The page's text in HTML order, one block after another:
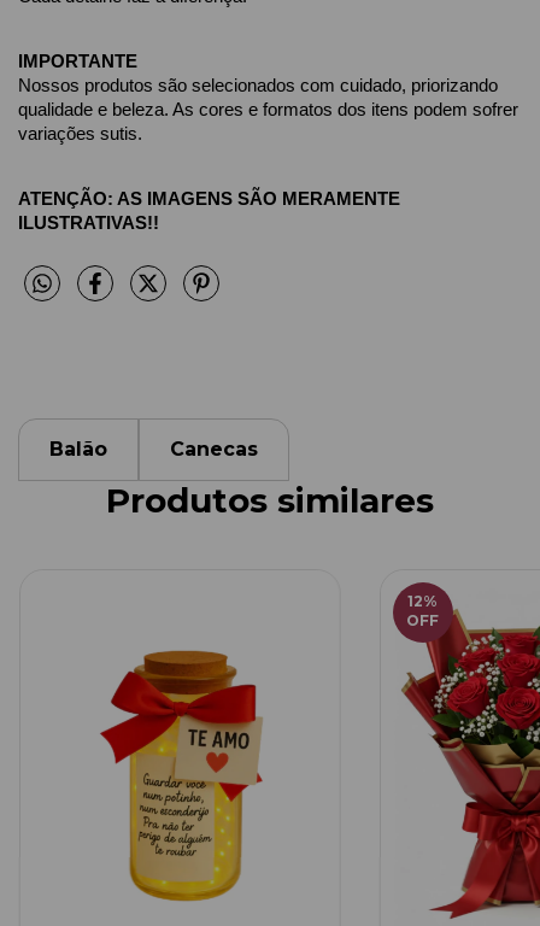
IMPORTANTE
Nossos produtos são selecionados com cuidado, priorizando
qualidade e beleza. As cores e formatos dos itens podem sofrer
variações sutis.
ATENÇÃO: AS IMAGENS SÃO MERAMENTE
ILUSTRATIVAS!!
Balão Canecas
Produtos similares
12%
OFF